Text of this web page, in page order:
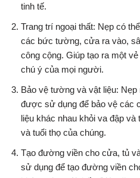
tinh tế.
Trang trí ngoại thất: Nẹp có
các bức tường, cửa ra vào,
công cộng. Giúp tạo ra một
chú ý của mọi người.
Bảo vệ tường và vật liệu:
được sử dụng để bảo vệ các
liệu khác nhau khỏi va đập
và tuổi thọ của chúng.
Tạo đường viền cho cửa, tủ
sử dụng để tạo đường viền